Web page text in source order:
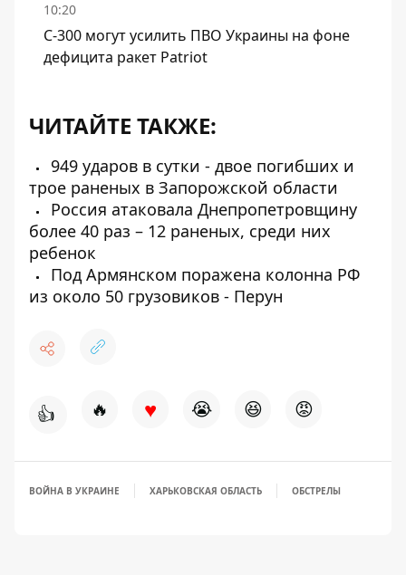
10:20
С-300 могут усилить ПВО Украины на фоне
дефицита ракет Patriot
ЧИТАЙТЕ ТАКЖЕ:
949 ударов в сутки - двое погибших и
трое раненых в Запорожской области
Россия атаковала Днепропетровщину
более 40 раз – 12 раненых, среди них
ребенок
Под Армянском поражена колонна РФ
из около 50 грузовиков - Перун
👍 🔥 ♥ 😭 😆 😡
ВОЙНА В УКРАИНЕ ХАРЬКОВСКАЯ ОБЛАСТЬ ОБСТРЕЛЫ